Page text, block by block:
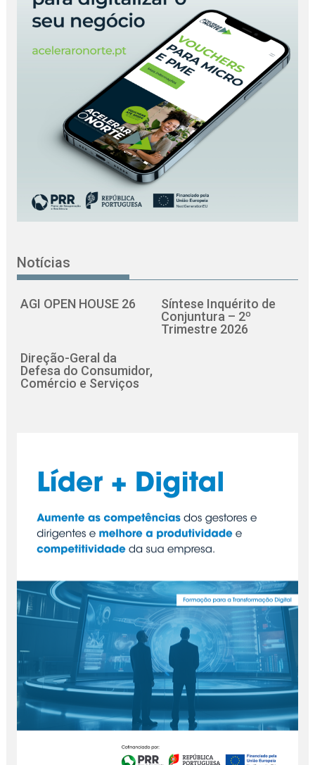
Notícias
AGI OPEN HOUSE 26
Síntese Inquérito de
Conjuntura – 2º
Trimestre 2026
Direção-Geral da
Defesa do Consumidor,
Comércio e Serviços